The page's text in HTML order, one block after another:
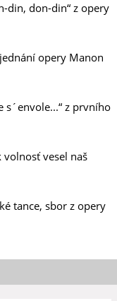
din, don-din“ z opery
opery Manon
s´envole...“ z prvního
volnosť vesel naš
tance, sbor z opery